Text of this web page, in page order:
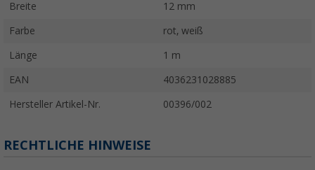
Breite 12 mm
Farbe rot, weiß
Länge 1 m
EAN 4036231028885
Hersteller Artikel-Nr. 00396/002
RECHTLICHE HINWEISE